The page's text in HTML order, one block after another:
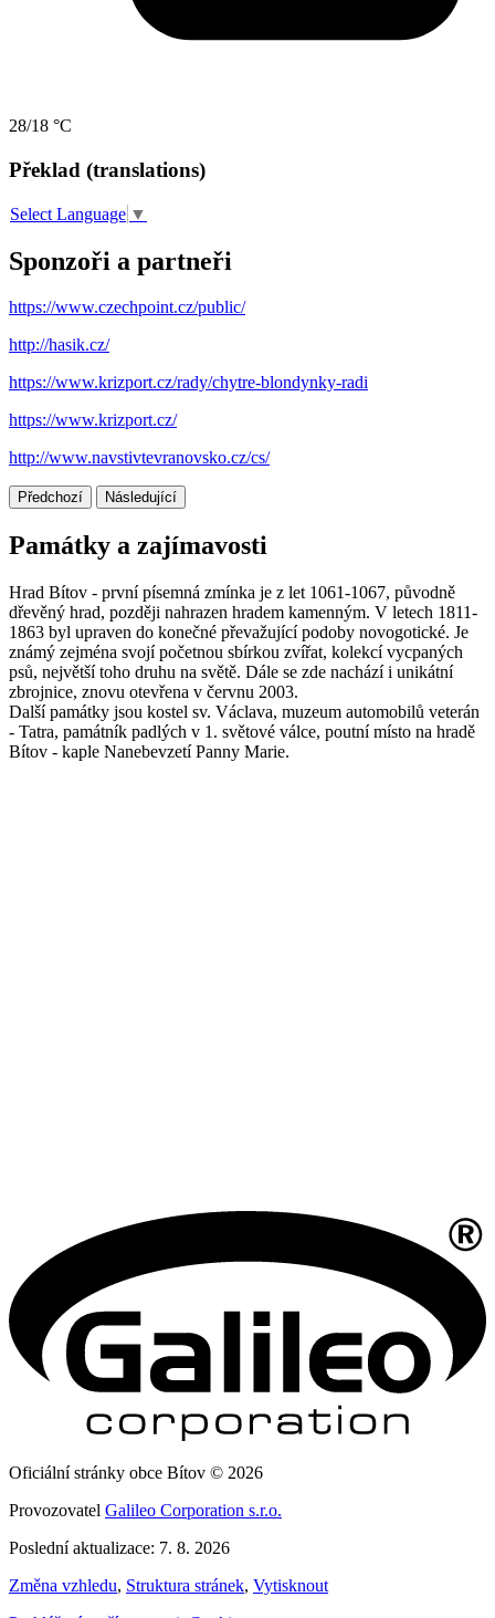
28/18 °C
Překlad (translations)
Select Language ▼
Sponzoři a partneři
https://www.czechpoint.cz/public/
http://hasik.cz/
https://www.krizport.cz/rady/chytre-blondynky-radi
https://www.krizport.cz/
http://www.navstivtevranovsko.cz/cs/
Předchozí Následující
Památky a zajímavosti
Hrad Bítov - první písemná zmínka je z let 1061-1067, původně
dřevěný hrad, později nahrazen hradem kamenným. V letech 1811-
1863 byl upraven do konečné převažující podoby novogotické. Je
známý zejména svojí početnou sbírkou zvířat, kolekcí vycpaných
psů, největší toho druhu na světě. Dále se zde nachází i unikátní
zbrojnice, znovu otevřena v červnu 2003.
Další památky jsou kostel sv. Václava, muzeum automobilů veterán
- Tatra, památník padlých v 1. světové válce, poutní místo na hradě
Bítov - kaple Nanebevzetí Panny Marie.
Oficiální stránky obce Bítov © 2026
Provozovatel Galileo Corporation s.r.o.
Poslední aktualizace: 7. 8. 2026
Změna vzhledu, Struktura stránek, Vytisknout